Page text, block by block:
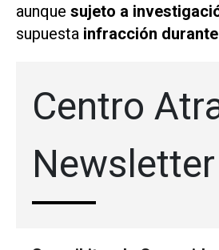
aunque sujeto a
supuesta infracción